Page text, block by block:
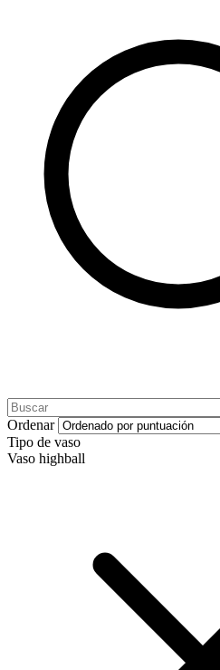
Ordenar
Tipo de vaso
Vaso highball